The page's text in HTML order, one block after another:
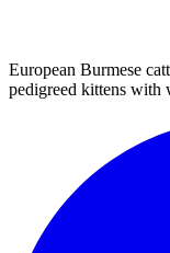
European Burmese
pedigreed kittens with